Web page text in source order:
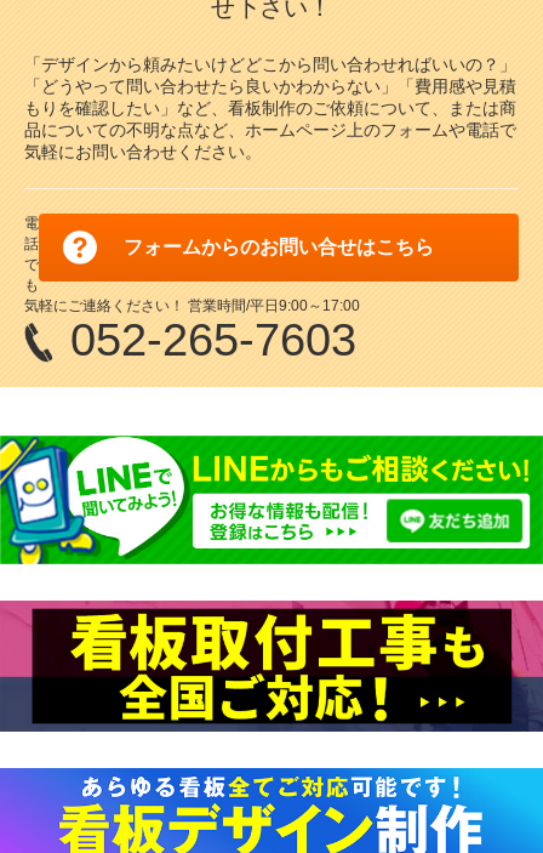
せ下さい！
「デザインから頼みたいけどどこから問い合わせればいいの？」
「どうやって問い合わせたら良いかわからない」「費用感や見積
もりを確認したい」など、看板制作のご依頼について、または商
品についての不明な点など、ホームページ上のフォームや電話で
気軽にお問い合わせください。
フォームからのお問い合せはこちら
電
話
で
も
気軽にご連絡ください！ 営業時間/平日9:00～17:00
052-265-7603